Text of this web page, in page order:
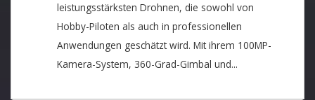
leistungsstärksten Drohnen, die sowohl von
Hobby-Piloten als auch in professionellen
Anwendungen geschätzt wird. Mit ihrem 100MP-
Kamera-System, 360-Grad-Gimbal und...